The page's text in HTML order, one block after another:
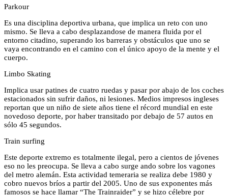
Parkour
Es una disciplina deportiva urbana, que implica un reto con uno
mismo. Se lleva a cabo desplazandose de manera fluida por el
entorno citadino, superando los barreras y obstáculos que uno se
vaya encontrando en el camino con el único apoyo de la mente y el
cuerpo.
Limbo Skating
Implica usar patines de cuatro ruedas y pasar por abajo de los coches
estacionados sin sufrir daños, ni lesiones. Medios impresos ingleses
reportan que un niño de siete años tiene el récord mundial en este
novedoso deporte, por haber transitado por debajo de 57 autos en
sólo 45 segundos.
Train surfing
Este deporte extremo es totalmente ilegal, pero a cientos de jóvenes
eso no les preocupa. Se lleva a cabo surge ando sobre los vagones
del metro alemán. Esta actividad temeraria se realiza debe 1980 y
cobro nuevos bríos a partir del 2005. Uno de sus exponentes más
famosos se hace llamar “The Trainraider” y se hizo célebre por